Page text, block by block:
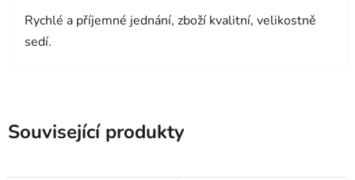
Rychlé a příjemné jednání, zboží kvalitní, velikostně
sedí.
Související produkty